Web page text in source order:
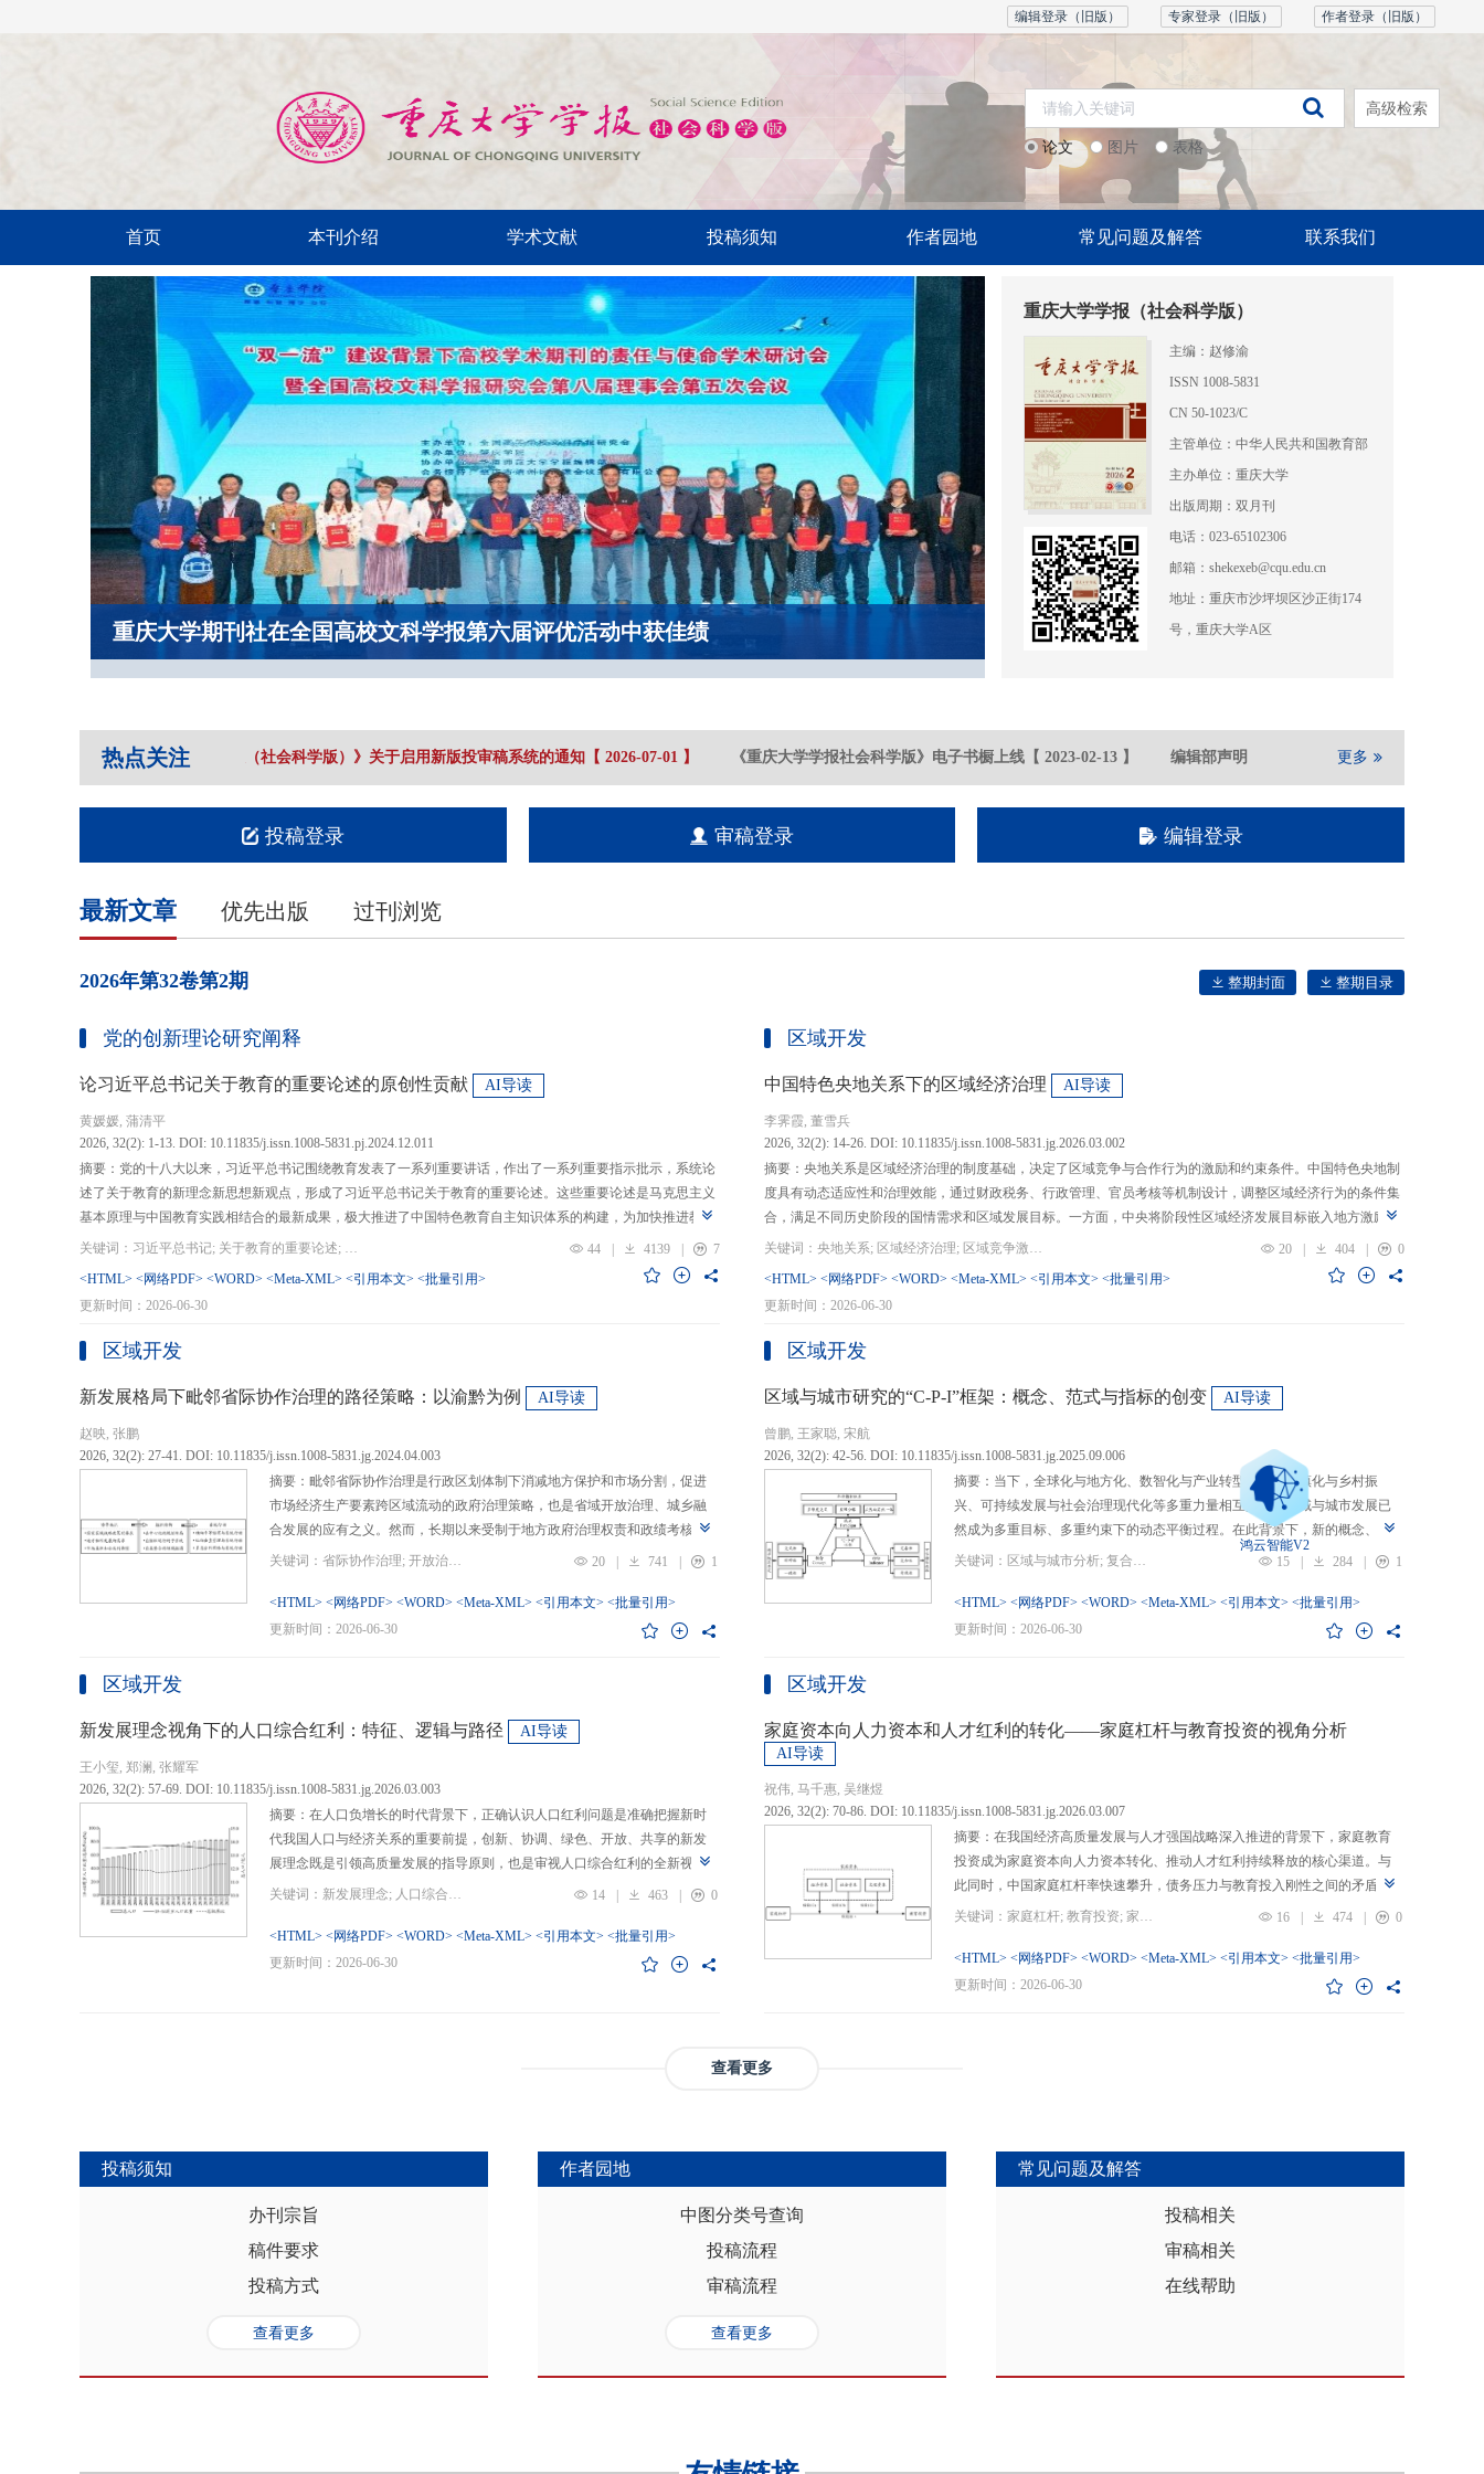
作者登录（旧版）
专家登录（旧版）
编辑登录（旧版）
论文 图片 表格
高级检索
首页 本刊介绍 学术文献 投稿须知 作者园地 常见问题及解答 联系我们
重庆大学期刊社在全国高校文科学报第六届评优活动中获佳绩
重庆大学学报（社会科学版）
主编：赵修渝
ISSN 1008-5831
CN 50-1023/C
主管单位：中华人民共和国教育部
主办单位：重庆大学
出版周期：双月刊
电话：023-65102306
邮箱：shekexeb@cqu.edu.cn
地址：重庆市沙坪坝区沙正街174
号，重庆大学A区
热点关注
《重庆大学学报（社会科学版）》关于启用新版投审稿系统的通知【 2026-07-01】 《重庆大学学报社会科学版》电子书橱上线【 2023-02-13】 编辑部声明【 】 重庆大学期刊
更多
投稿登录 审稿登录 编辑登录
最新文章 优先出版 过刊浏览
2026年第32卷第2期 整期封面 整期目录
党的创新理论研究阐释
论习近平总书记关于教育的重要论述的原创性贡献 AI导读
黄媛媛, 蒲清平
2026, 32(2): 1-13. DOI: 10.11835/j.issn.1008-5831.pj.2024.12.011
摘要：党的十八大以来，习近平总书记围绕教育发表了一系列重要讲话，作出了一系列重要指示批示，系统论
述了关于教育的新理念新思想新观点，形成了习近平总书记关于教育的重要论述。这些重要论述是马克思主义
基本原理与中国教育实践相结合的最新成果，极大推进了中国特色教育自主知识体系的构建，为加快推进教育
现代化、建设教育强国提供了强大思想武器和行动指南，作出了重大原创性贡献。这些原创性贡献主要体现
在：第一，从价值论角度明确了教育在党和国家事业发展全局中的战略定位，从政治价值、经济价值、文化价
值、社会价值、创新价值等五个方面创新性回答了新时代“为什么办教育”的战略问题；第二，从认识论角度赋
予了新时代教育发展的多重内涵，深刻揭示其根本性质、根本保证、根本任务、时代使命、最终目的，创新性
回答了新时代“办什么样的教育”的根本问题；第三，从方法论角度立足基本国情遵循教育规律，提出了深化教
育改革创新的总体思路和战略部署，涵盖教育地位的确立、教育道路的选择、教育动力的激发、教育路径的规
划以及教育主体的培育，创新性回答了新时代“怎么办教育”的实践问题。
关键词：习近平总书记; 关于教育的重要论述; 教育强国; 《论教育》; 教育新质生产力; 教育人工智能 44 | 4139 |
7
<HTML> <网络PDF> <WORD> <Meta-XML> <引用本文> <批量引用>
更新时间：2026-06-30
区域开发
中国特色央地关系下的区域经济治理 AI导读
李霁霞, 董雪兵
2026, 32(2): 14-26. DOI: 10.11835/j.issn.1008-5831.jg.2026.03.002
摘要：央地关系是区域经济治理的制度基础，决定了区域竞争与合作行为的激励和约束条件。中国特色央地制
度具有动态适应性和治理效能，通过财政税务、行政管理、官员考核等机制设计，调整区域经济行为的条件集
合，满足不同历史阶段的国情需求和区域发展目标。一方面，中央将阶段性区域经济发展目标嵌入地方激励机
制，引导区域竞争策略转变，包括竞争标的从“为增长而竞争”转向“为发展而竞争”，支出行为从“重建设、轻民
生”转向“基本公共服务均等化”，发展模式从“地方保护”转向“发挥比较优势”，以区域竞争激励和竞争策略优化
提升区域经济治理效率。另一方面，中央通过对口支援、一体化合作、主体功能区建设等制度安排，在保留区
域竞争激励的同时，降低区域合作成本，提高区域合作收益，形成优势互补、规模效益最大化、外部性内部化
等跨区域合作模式，实现国家治理和区域治理效率的统一。在区域经济格局深刻变革与国内发展目标转型升级
的背景下，区域经济治理面临新形势与新挑战。未来区域经济治理研究应聚焦数字时代区域协调发展、因地制
宜发展新质生产力、构建全国统一大市场等重大现实问题，从新治理主体、新发展目标、新治理工具等维度深
化探索，进一步丰富和完善中国特色区域经济治理理论体系，为新时代区域协调发展与区域高质量发展提供学
理支撑。
关键词：央地关系; 区域经济治理; 区域竞争激励; 跨区域合作 20 | 404 |
0
<HTML> <网络PDF> <WORD> <Meta-XML> <引用本文> <批量引用>
更新时间：2026-06-30
区域开发
新发展格局下毗邻省际协作治理的路径策略：以渝黔为例 AI导读
赵映, 张鹏
2026, 32(2): 27-41. DOI: 10.11835/j.issn.1008-5831.jg.2024.04.003
摘要：毗邻省际协作治理是行政区划体制下消减地方保护和市场分割，促进
市场经济生产要素跨区域流动的政府治理策略，也是省域开放治理、城乡融
合发展的应有之义。然而，长期以来受制于地方政府治理权责和政绩考核的
行政区划界限，以及竞争性发展博弈中日渐固化的地方利益，毗邻省际协作
内需、畅通经济循环、建设全国统一大市场的政策导向，为毗邻省际协作治
理提供了新的机遇，借此探析其路径策略是构建新发展格局的内在要求和重
例，采用半结构化访谈法收集数据资料，探析新发展格局下毗邻省际协作治
理的路径策略。研究表明，毗邻省际协作治理是毗邻省（自治区、直辖市）
达成多向度的系统性治理行动过程。新发展格局下毗邻省际协作治理的路径
策略首先是厘清国家战略政策要求、省际协作发展需要，以及市场主体和民
众期望，凝聚利益相关主体的协作治理共识，明确毗邻省际协作治理是省域
开放治理必须积极作为的必答题。其次，统筹衔接国家战略政策与省域治理
规划，构建去中心化的组织结构总体布局，下好毗邻协作先行示范区创建、
网络协同治理的比较优势和互补功能，牵住“牛鼻子”工程，着重优化开放协作
机制和生态共保联治，促进基础设施和基本公共服务一体化，推动产业链整
关键词：省际协作治理; 开放治理; 行政区划; 统一大市场; 新发展格局 20 | 741 | 1
<HTML> <网络PDF> <WORD> <Meta-XML> <引用本文> <批量引用>
更新时间：2026-06-30
区域开发
区域与城市研究的“C-P-I”框架：概念、范式与指标的创变 AI导读
曾鹏, 王家聪, 宋航
2026, 32(2): 42-56. DOI: 10.11835/j.issn.1008-5831.jg.2025.09.006
摘要：当下，全球化与地方化、数智化与产业转型、新型城镇化与乡村振
兴、可持续发展与社会治理现代化等多重力量相互交织，区域与城市发展已
然成为多重目标、多重约束下的动态平衡过程。在此背景下，新的概念、新
的要求、新的范围不断涌现，形成了以“A视角下的B”“面向A的B”“基于A的B”
而是蕴含了新的目标要求、关系规范或作用范围，代表了对区域与城市复杂
问题的新认知。然而，目前学术界对于这类复杂概念的综合评价研究相对滞
概念内涵关键方面，也缺乏系统检验。对此，文章提出区域与城市研究的“C-
重一致性，即确保概念界定与测量操作的逻辑统一。其次，在指标体系科学
构建上，采用多维交叉原则，深入交叉单元层面进行刻画；层级分解原则，
建立从目的层到场景层、要素层、观测层、指标层和说明层的系统结构；应
然实然一体原则，实现理论理想与现实测量的统一。最后，在具体指标可信
选择上，强调完备性，全面覆盖概念内涵；强调复合性，体现概念的交叉交
架不仅提供了评价复杂概念的工具，更蕴含促进复杂概念发现与再生产的机
制，能够推动区域分析从传统的、相对静态的、单一维度的模式，向更加动
关键词：区域与城市分析; 复合概念; “C-P-I”框架; 指标体系 15 | 284 | 1
<HTML> <网络PDF> <WORD> <Meta-XML> <引用本文> <批量引用>
更新时间：2026-06-30
区域开发
新发展理念视角下的人口综合红利：特征、逻辑与路径 AI导读
王小玺, 郑澜, 张耀军
2026, 32(2): 57-69. DOI: 10.11835/j.issn.1008-5831.jg.2026.03.003
摘要：在人口负增长的时代背景下，正确认识人口红利问题是准确把握新时
代我国人口与经济关系的重要前提，创新、协调、绿色、开放、共享的新发
展理念既是引领高质量发展的指导原则，也是审视人口综合红利的全新视
角。从内涵特征看，新时代的人口综合红利理论是在发展基础、核心理念和
位和发展进程，以人口数量、结构、素质、分布等人口条件为基础，以新发
展理念为导向，通过政策措施的适应性调整从而培育、巩固和收获人口优
中，既要立足当下人口负增长的现实，充分挖掘和利用现有人口条件，也要
放眼未来人口发展趋势，积极挖掘、培育人口结构优化红利、人口素质提升
红利和人口合理分布红利，以相关政策制度的调整完善为路径，引导人口发
展符合创新、协调、绿色、开放、共享的理念需求，积极回应人口发展的趋
势性特征和高质量发展的目标任务，通过进一步完善生育养老政策、推进教
育强国建设、优化城镇格局体系，以人口与经济高质量发展支撑中国式现代
关键词：新发展理念; 人口综合红利; 高质量发展; 人口政策; 中国式现代化 14 | 463 | 0
<HTML> <网络PDF> <WORD> <Meta-XML> <引用本文> <批量引用>
更新时间：2026-06-30
区域开发
家庭资本向人力资本和人才红利的转化——家庭杠杆与教育投资的视角分析
AI导读
祝伟, 马千惠, 吴继煜
2026, 32(2): 70-86. DOI: 10.11835/j.issn.1008-5831.jg.2026.03.007
摘要：在我国经济高质量发展与人才强国战略深入推进的背景下，家庭教育
投资成为家庭资本向人力资本转化、推动人才红利持续释放的核心渠道。与
此同时，中国家庭杠杆率快速攀升，债务压力与教育投入刚性之间的矛盾日
益凸显，二者的互动关系直接关系到人力资本积累效率、教育公平与家庭金
育投资的作用机制，且普遍忽视家庭经济、社会、文化资本的综合调节效应
与多维度异质性特征。基于此，文章利用2017年和2019年中国家庭金融调查
弱，表明资本充裕家庭可依靠自有资源满足教育需求，降低对债务融资的依
赖。第三，异质性分析结果显示，债务多元化水平较低、主要依赖内源融资
以及城镇的家庭在杠杆上升时更倾向于增加更多的教育投资。第四，进一步
讨论后发现，家庭杠杆与教育投资之间存在倒“U”型的非线性关系，当家庭财
务压力较轻时，杠杆上升会促使家庭增加教育投入，但财务负担过重时则导
致教育支出削减，说明适度杠杆可缓解流动性约束并支撑教育投入，而过度
关键词：家庭杠杆; 教育投资; 家庭资本; 家庭债务结构; CHFS 16 | 474 | 0
<HTML> <网络PDF> <WORD> <Meta-XML> <引用本文> <批量引用>
更新时间：2026-06-30
查看更多
投稿须知
办刊宗旨
稿件要求
投稿方式
查看更多
作者园地
中图分类号查询
投稿流程
审稿流程
查看更多
常见问题及解答
投稿相关
审稿相关
在线帮助
鸿云智能V2